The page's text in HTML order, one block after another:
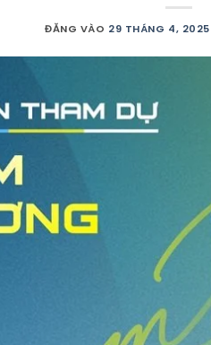
ĐĂNG VÀO 29 THÁNG 4, 2025